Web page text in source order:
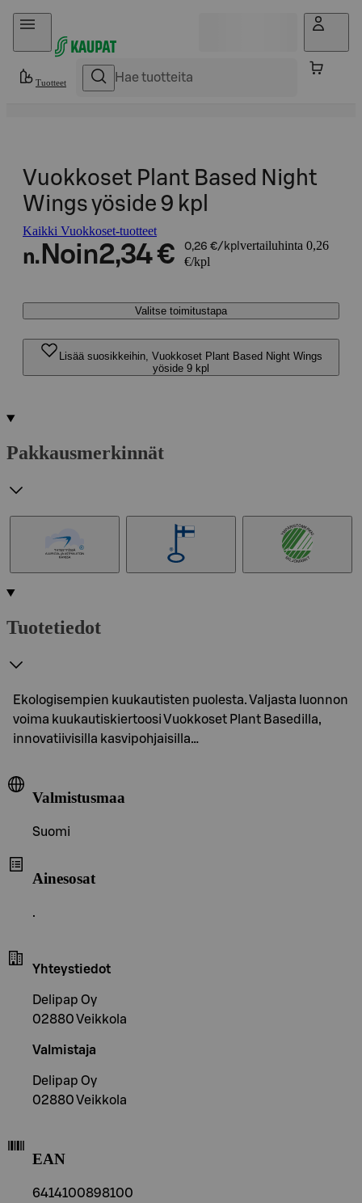
Hyppää sisältöön
Tuotteet
Vuokkoset Plant Based Night
Wings yöside 9 kpl
Kaikki Vuokkoset-tuotteet
n. Noin2,34 € 0,26 €/kpl vertailuhinta 0,26
€/kpl
Valitse toimitustapa
Lisää suosikkeihin, Vuokkoset Plant Based Night Wings
yöside 9 kpl
Pakkausmerkinnät
Tuotetiedot
Ekologisempien kuukautisten puolesta. Valjasta luonnon
voima kuukautiskiertoosi Vuokkoset Plant Basedilla,
innovatiivisilla kasvipohjaisilla…
Valmistusmaa
Suomi
Ainesosat
.
Yhteystiedot
Delipap Oy
02880 Veikkola
Valmistaja
Delipap Oy
02880 Veikkola
EAN
6414100898100